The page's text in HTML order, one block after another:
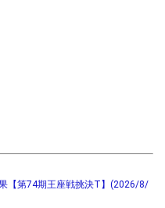
【第74期王座戦挑決T】(2026/8/